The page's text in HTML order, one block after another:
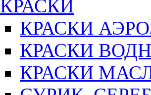
КРАСКИ
КРАСКИ
КРАСКИ
КРАСКИ